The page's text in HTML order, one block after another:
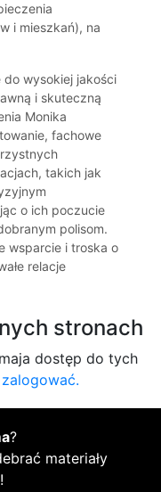
i mieszkań), na
do wysokiej jakości
i skuteczną
Monika
fachowe
takich jak
o ich poczucie
polisom.
wsparcie i troska o
relacje
stronach
dostęp do tych
?
materiały